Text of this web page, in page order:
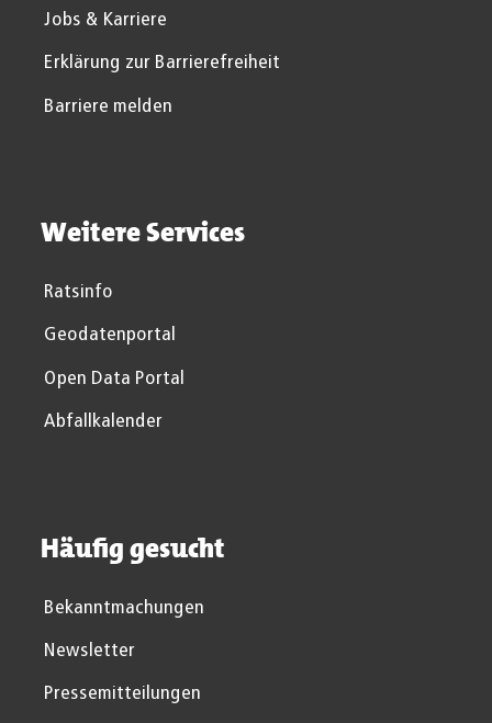
Jobs & Karriere
Erklärung zur Barrierefreiheit
Barriere melden
Weitere Services
Ratsinfo
Geodatenportal
Open Data Portal
Abfallkalender
Häufig gesucht
Bekanntmachungen
Newsletter
Pressemitteilungen